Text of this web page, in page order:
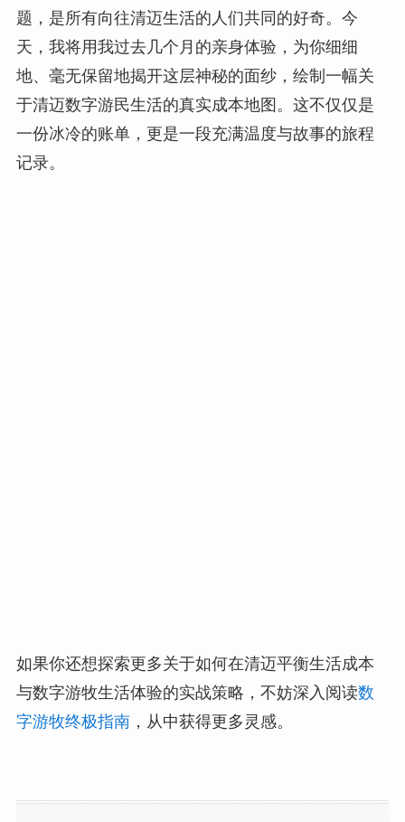
题，是所有向往清迈生活的人们共同的好奇。今
天，我将用我过去几个月的亲身体验，为你细细
地、毫无保留地揭开这层神秘的面纱，绘制一幅关
于清迈数字游民生活的真实成本地图。这不仅仅是
一份冰冷的账单，更是一段充满温度与故事的旅程
记录。
如果你还想探索更多关于如何在清迈平衡生活成本
与数字游牧生活体验的实战策略，不妨深入阅读数
字游牧终极指南，从中获得更多灵感。